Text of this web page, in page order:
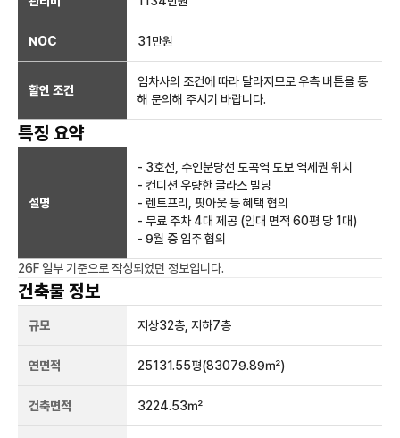
NOC 31만원
할인 조건
임차사의 조건에 따라 달라지므로 우측 버튼을 통
해 문의해 주시기 바랍니다.
특징 요약
설명
- 3호선, 수인분당선 도곡역 도보 역세권 위치
- 컨디션 우량한 글라스 빌딩
- 렌트프리, 핏아웃 등 혜택 협의
- 무료 주차 4대 제공 (임대 면적 60평 당 1대)
- 9월 중 입주 협의
26F 일부 기준으로 작성되었던 정보입니다.
건축물 정보
규모 지상32층, 지하7층
연면적 25131.55평(83079.89㎡)
건축면적 3224.53㎡